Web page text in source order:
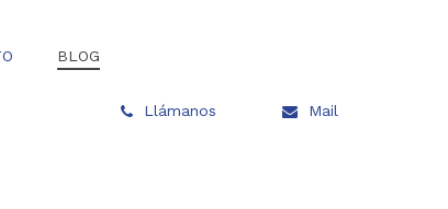
BLOG
Llámanos Mail